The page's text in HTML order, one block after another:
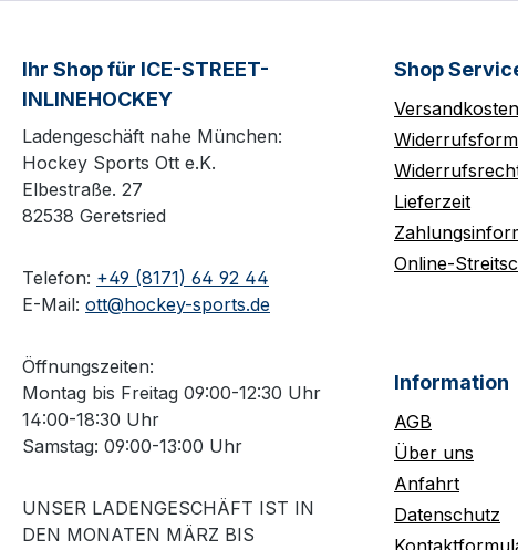
Ihr Shop für ICE-STREET-
INLINEHOCKEY
Ladengeschäft nahe München:
Hockey Sports Ott e.K.
Elbestraße. 27
82538 Geretsried
Telefon: +49 (8171) 64 92 44
E-Mail: ott@hockey-sports.de
Öffnungszeiten:
Montag bis Freitag 09:00-12:30 Uhr
14:00-18:30 Uhr
Samstag: 09:00-13:00 Uhr
UNSER LADENGESCHÄFT IST IN
DEN MONATEN MÄRZ BIS
Shop
Versandkosten
Lieferzeit
Online-
Information
AGB
Über uns
Anfahrt
Datenschutz